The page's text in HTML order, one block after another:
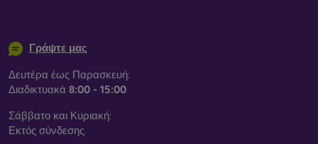
Γράψτε μας
Δευτέρα έως Παρασκευή:
Διαδικτυακά 8:00 - 15:00
Σάββατο και Κυριακή:
Εκτός σύνδεσης